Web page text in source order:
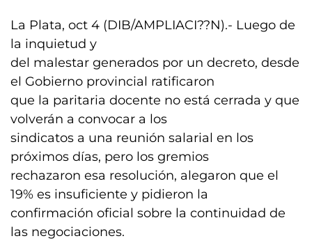
La Plata, oct 4 (DIB/AMPLIACI??N).- Luego de
la inquietud y
del malestar generados por un decreto, desde
el Gobierno provincial ratificaron
que la paritaria docente no está cerrada y que
volverán a convocar a los
sindicatos a una reunión salarial en los
próximos días, pero los gremios
rechazaron esa resolución, alegaron que el
19% es insuficiente y pidieron la
confirmación oficial sobre la continuidad de
las negociaciones.